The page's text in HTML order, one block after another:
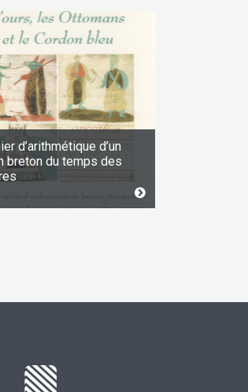
d’arithmétique d’un
breton du temps des